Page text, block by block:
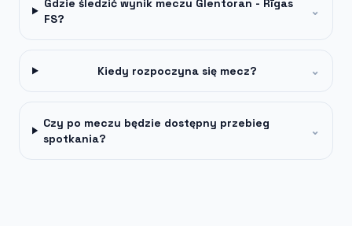
Gdzie śledzić wynik meczu Glentoran - Rīgas
FS?
⌄
Kiedy rozpoczyna się mecz? ⌄
Czy po meczu będzie dostępny przebieg
spotkania?
⌄